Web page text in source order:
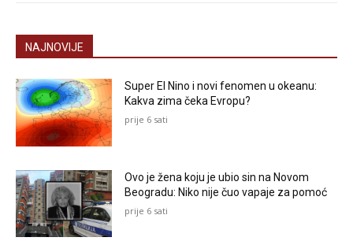
NAJNOVIJE
Super El Nino i novi fenomen u okeanu:
Kakva zima čeka Evropu?
prije 6 sati
Ovo je žena koju je ubio sin na Novom
Beogradu: Niko nije čuo vapaje za pomoć
prije 6 sati